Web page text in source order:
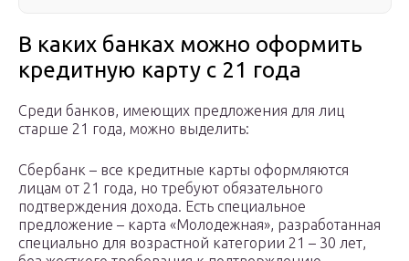
В каких банках можно оформить
кредитную карту с 21 года
Среди банков, имеющих предложения для лиц
старше 21 года, можно выделить:
Сбербанк – все кредитные карты оформляются
лицам от 21 года, но требуют обязательного
подтверждения дохода. Есть специальное
предложение – карта «Молодежная», разработанная
специально для возрастной категории 21 – 30 лет,